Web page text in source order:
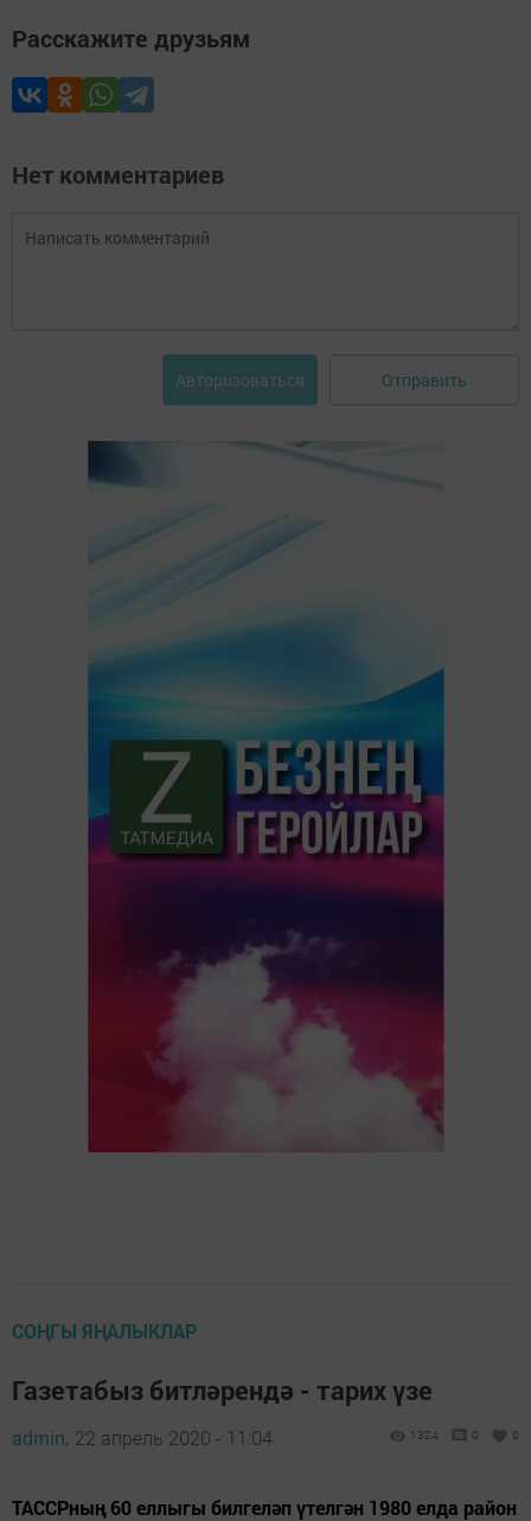
Расскажите друзьям
Нет комментариев
Авторизоваться Отправить
СОҢГЫ ЯҢАЛЫКЛАР
Газетабыз битләрендә - тарих үзе
admin, 22 апрель 2020 - 11:04 1324 0 0
ТАССРның 60 еллыгы билгеләп үтелгән 1980 елда район